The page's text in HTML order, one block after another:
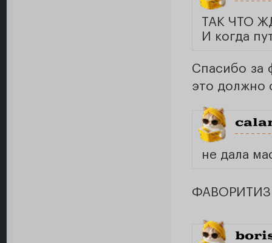
ТАК ЧТО
И когда
Спасибо за
это должно
не дала